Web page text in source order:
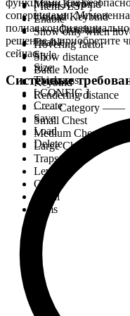
[ Items ESP ]
Enable
Show only when
Hovering factor
Show distance
Battle Mode
Keybind
Rendering distance
—— Category ——
Small Chest
Medium Chest
Large Chest
Traps
Lever
Ore
Portal
Items
Menu Keybind
Unload Keybind
—— Crosshair ——
Enable
Style
Size
Thickness
[ CONFIG ]
Create
Save
Load
Delete
соперниками.
полная
решение и приобретите
сейчас.
Системные